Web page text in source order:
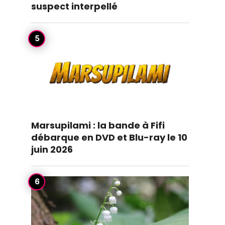
suspect interpellé
Marsupilami : la bande à Fifi
débarque en DVD et Blu-ray le 10
juin 2026